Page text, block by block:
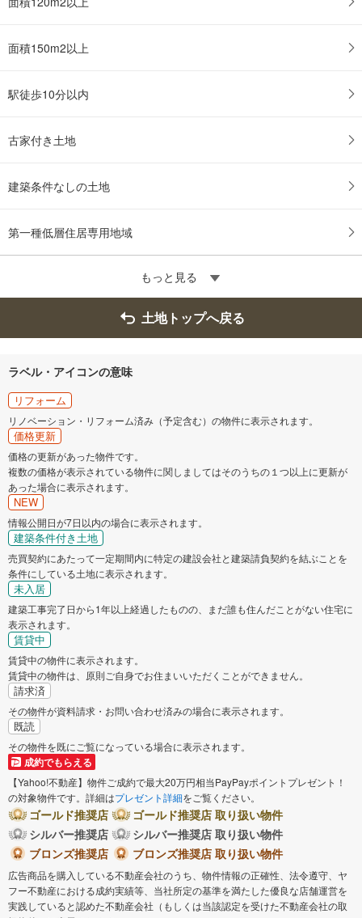
面積150m2以上
駅徒歩10分以内
古家付き土地
建築条件なしの土地
第一種低層住居専用地域
もっと見る
土地トップへ戻る
ラベル・アイコンの意味
リフォーム
リノベーション・リフォーム済み（予定含む）の物件に表示されます。
価格更新
価格の更新があった物件です。
複数の価格が表示されている物件に関しましてはそのうちの１つ以上に更新が
あった場合に表示されます。
NEW
情報公開日が7日以内の場合に表示されます。
建築条件付き土地
売買契約にあたって一定期間内に特定の建設会社と建築請負契約を結ぶことを
条件にしている土地に表示されます。
未入居
建築工事完了日から1年以上経過したものの、まだ誰も住んだことがない住宅に
表示されます。
賃貸中
賃貸中の物件に表示されます。
賃貸中の物件は、原則ご自身でお住まいいただくことができません。
請求済
その物件が資料請求・お問い合わせ済みの場合に表示されます。
既読
その物件を既にご覧になっている場合に表示されます。
成約でもらえる
【Yahoo!不動産】物件ご成約で最大20万円相当PayPayポイントプレゼント！
の対象物件です。詳細はプレゼント詳細をご覧ください。
ゴールド推奨店
ゴールド推奨店 取り扱い物件
シルバー推奨店
シルバー推奨店 取り扱い物件
ブロンズ推奨店
ブロンズ推奨店 取り扱い物件
広告商品を購入している不動産会社のうち、物件情報の正確性、法令遵守、ヤ
フー不動産における成約実績等、当社所定の基準を満たした優良な店舗運営を
実践していると認めた不動産会社（もしくは当該認定を受けた不動産会社の取